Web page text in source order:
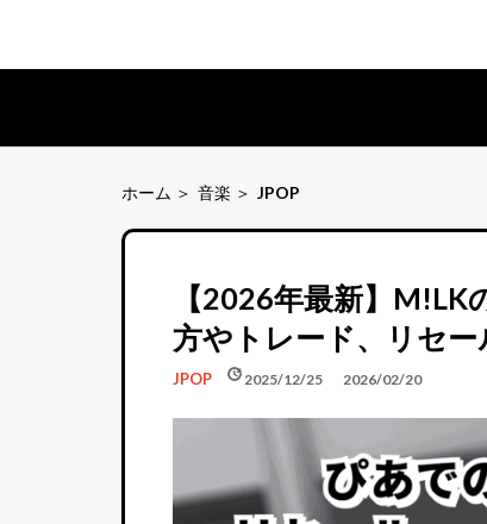
ホーム 音楽 JPOP
【2026年最新】
方やトレード、リセ
JPOP schedule2025/12/25
update 2026/02/20